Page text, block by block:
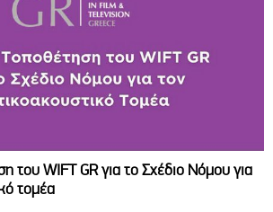
του WIFT GR για το Σχέδιο Νόμου για
τομέα